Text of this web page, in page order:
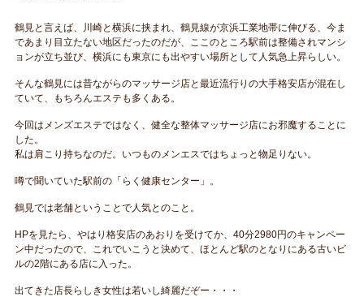
鶴見と言えば、川崎と横浜に挟まれ、鶴見線が京浜工業地帯に伸びる、今ま
であまり目立たない地区だったのだが、ここのところ駅前は整備されマンシ
ョンが立ち並び、横浜にも東京にも出やすい場所として人気急上昇らしい。
そんな鶴見には昔ながらのマッサージ店と最近流行りの大手格安店が混在し
ていて、もちろんエステも多くある。
今回はメンズエステではなく、健全な整体マッサージ店にお邪魔することに
した。
私は肩こり持ちなのだ。いつものメンエスではちょっと物足りない。
噂で聞いていた駅前の「らく健康センター」。
鶴見では老舗ということで人気とのこと。
HPを見たら、やはり格安店のあおりを受けてか、40分2980円のキャンペー
ン中だったので、これでいこうと決めて、ほとんど駅のとなりにある古いビ
ルの2階にある店に入った。
出てきた店長らしき女性は若いし綺麗だぞー・・・